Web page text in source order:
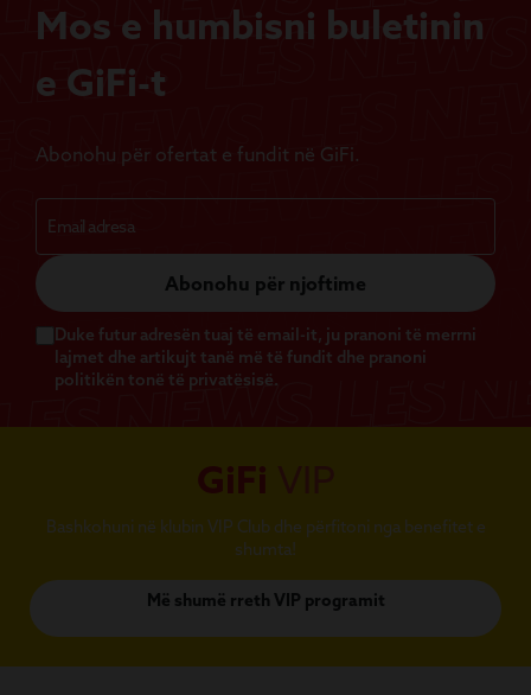
Mos e humbisni buletinin
e GiFi-t
Abonohu për ofertat e fundit në GiFi.
Abonohu për njoftime
Duke futur adresën tuaj të email-it, ju pranoni të merrni
lajmet dhe artikujt tanë më të fundit dhe pranoni
politikën tonë të privatësisë.
GiFi
Bashkohuni në klubin VIP Club dhe përfitoni nga benefitet e
shumta!
Më shumë rreth VIP programit